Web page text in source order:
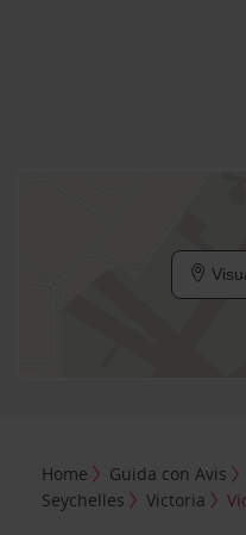
Home Guida con Avis
Seychelles
Victoria